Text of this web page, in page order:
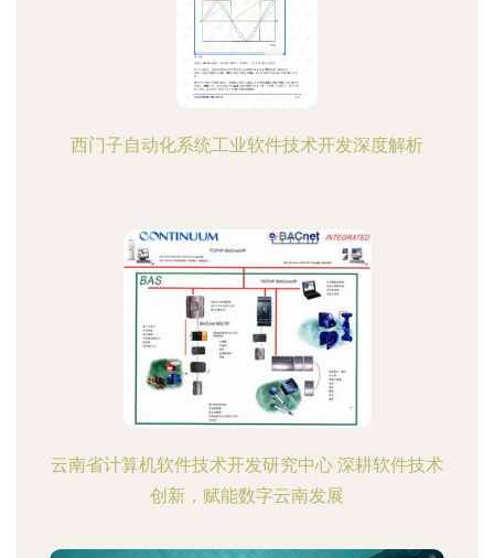
西门子自动化系统工业软件技术开发深度解析
云南省计算机软件技术开发研究中心 深耕软件技术
创新，赋能数字云南发展